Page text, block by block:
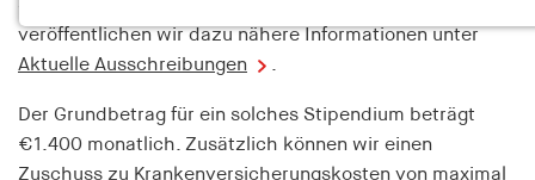
veröffentlichen wir dazu nähere Informationen unter
Aktuelle Ausschreibungen
.
Der Grundbetrag für ein solches Stipendium beträgt
€1.400 monatlich. Zusätzlich können wir einen
Zuschuss zu Krankenversicherungskosten von maximal
Notwendige Cookies helfen dabei, eine Webseite
nutzbar zu machen, indem sie Grundfunktionen
Bereiche der Webseite ermöglichen. Die Webseite
kann ohne diese Cookies nicht richtig